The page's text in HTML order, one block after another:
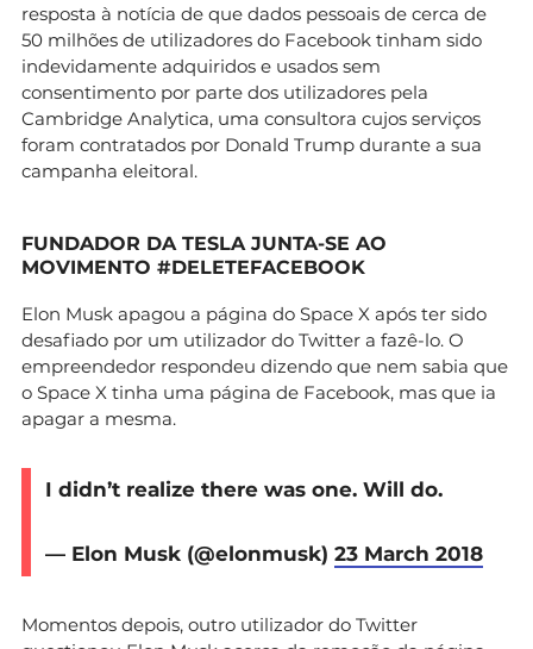
resposta à notícia de que dados pessoais de cerca de
50 milhões de utilizadores do Facebook tinham sido
indevidamente adquiridos e usados sem
consentimento por parte dos utilizadores pela
Cambridge Analytica, uma consultora cujos serviços
foram contratados por Donald Trump durante a sua
campanha eleitoral.
FUNDADOR DA TESLA JUNTA-SE AO
MOVIMENTO #DELETEFACEBOOK
Elon Musk apagou a página do Space X após ter sido
desafiado por um utilizador do Twitter a fazê-lo. O
empreendedor respondeu dizendo que nem sabia que
o Space X tinha uma página de Facebook, mas que ia
apagar a mesma.
I didn’t realize there was one. Will do.
— Elon Musk (@elonmusk) 23 March 2018
Momentos depois, outro utilizador do Twitter